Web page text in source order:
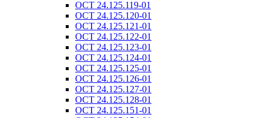
ОСТ 24.125.119-01
ОСТ 24.125.120-01
ОСТ 24.125.121-01
ОСТ 24.125.122-01
ОСТ 24.125.123-01
ОСТ 24.125.124-01
ОСТ 24.125.125-01
ОСТ 24.125.126-01
ОСТ 24.125.127-01
ОСТ 24.125.128-01
ОСТ 24.125.151-01